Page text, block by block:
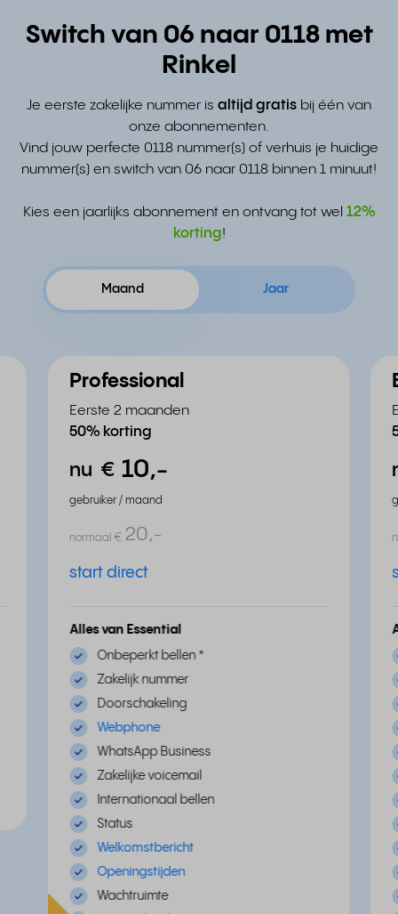
Switch van 06 naar 0118 met
Rinkel
Je eerste zakelijke nummer is altijd gratis bij één van
onze abonnementen.
Vind jouw perfecte 0118 nummer(s) of verhuis je huidige
nummer(s) en switch van 06 naar 0118 binnen 1 minuut!
Kies een jaarlijks abonnement en ontvang tot wel 12%
korting!
Maand Jaar
Professional
Eerste 2 maanden
50% korting
nu € 10,-
gebruiker / maand
normaal € 20,-
start direct
Alles van Essential
Onbeperkt bellen *
Zakelijk nummer
Doorschakeling
Webphone
WhatsApp Business
Zakelijke voicemail
Internationaal bellen
Status
Welkomstbericht
Openingstijden
Wachtruimte